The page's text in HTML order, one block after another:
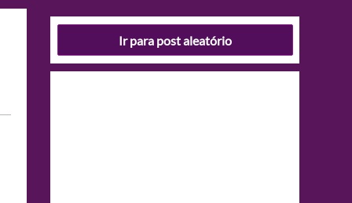
Ir para post aleatório